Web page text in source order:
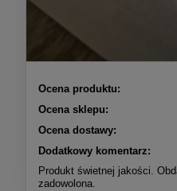
Ocena produktu:
Ocena sklepu:
Ocena dostawy:
Dodatkowy komentarz:
Produkt świetnej jakości.
zadowolona.